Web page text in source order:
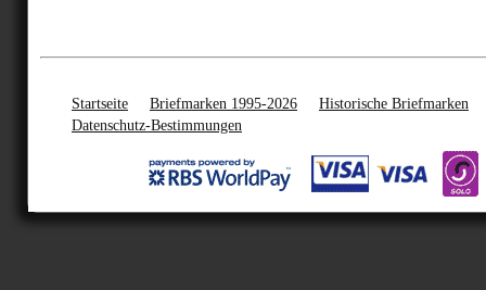
Startseite Briefmarken 1995-2026
Historische Briefmarken
Datenschutz-Bestimmungen